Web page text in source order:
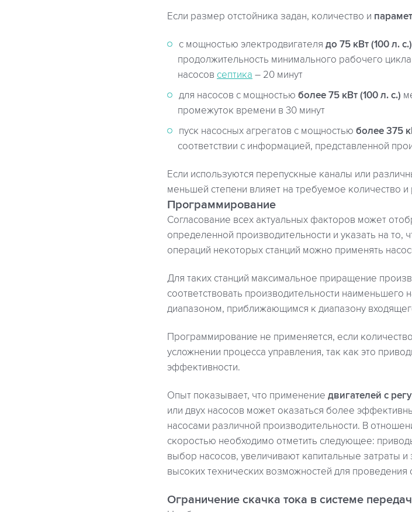
Если размер отстойника задан, количество и
с мощностью электродвигателя до 75 кВт (100 л. с.)
продолжительность минимального рабочего
насосов септика – 20 минут
для насосов с мощностью более 75 кВт (100 л. с.)
промежуток времени в 30 минут
пуск насосных агрегатов с мощностью более 375
соответствии с информацией, представленной
Если используются перепускные каналы или
меньшей степени влияет на требуемое количество
Программирование
Согласование всех актуальных факторов может
определенной производительности и указать на то,
операций некоторых станций можно применять
Для таких станций максимальное приращение
соответствовать производительности
диапазоном, приближающимся к диапазону
Программирование не применяется, если
усложнении процесса управления, так как это
эффективности.
Опыт показывает, что применение двигателей с
или двух насосов может оказаться более
насосами различной производительности. В
скоростью необходимо отметить следующее:
выбор насосов, увеличивают капитальные затраты
высоких технических возможностей для
Ограничение скачка тока в системе